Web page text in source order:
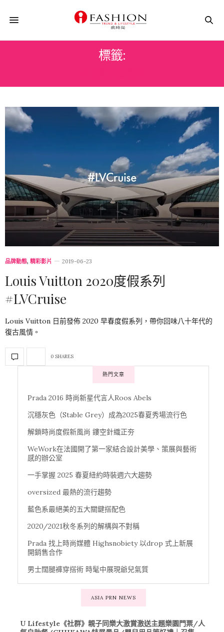
標籤:
品牌動態, 精彩影片 2019-06-23
Louis Vuitton 2020度假系列
#LVCruise
Louis Vuitton 日前發佈 2020 早春度假系列，帶你回味八十年代的
復古風情。
0 SHARES
熱門文章
Prada 2016 時尚新星代言人Roos Abels
沉穩灰色（Stable Grey）成為2025春夏秀場流行色
解鎖時尚度假新風尚 鏤空針織正夯
WeWork在法國開了第一家結合設計美學、策展與藝術
感的辦公室
一手掌握 2025 春夏紐約時裝週六大趨勢
oversized 最熱的流行趨勢
藍色系最絕美的五大關鍵搭配色
2020/2021秋冬系列的解構與不對稱
Prada 找上時尚媒體 Highsnobiety 以drop 式上新展
開銷售合作
男士闊腿褲穿搭術 時髦中展現爺兒氣質
ASIA PRN NEWS
U Lifestyle《社群》親子同樂大激賞激送主題樂園門票/人